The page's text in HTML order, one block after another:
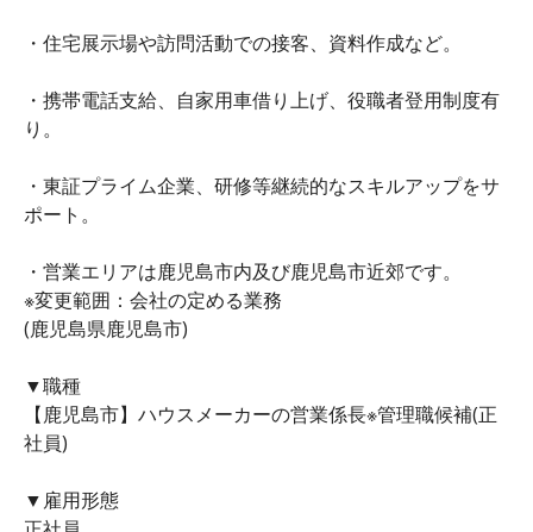
・住宅展示場や訪問活動での接客、資料作成など。
・携帯電話支給、自家用車借り上げ、役職者登用制度有
り。
・東証プライム企業、研修等継続的なスキルアップをサ
ポート。
・営業エリアは鹿児島市内及び鹿児島市近郊です。
※変更範囲：会社の定める業務
(鹿児島県鹿児島市)
▼職種
【鹿児島市】ハウスメーカーの営業係長※管理職候補(正
社員)
▼雇用形態